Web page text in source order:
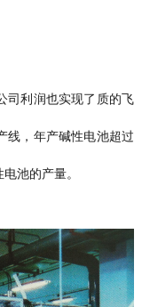
司利润也实现了质的飞
线，年产碱性电池超过
池的产量。